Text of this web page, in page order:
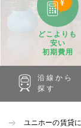
どこよりも
安い
初期費用
沿線から
探す
ユニホーの賃貸